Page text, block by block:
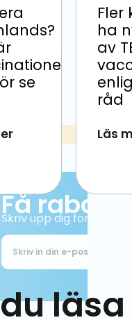
se
Fler
ha
av
råd
Läs